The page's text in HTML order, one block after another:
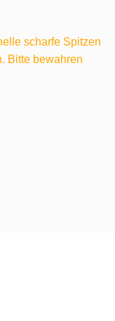
scharfe Spitzen
Bitte bewahren